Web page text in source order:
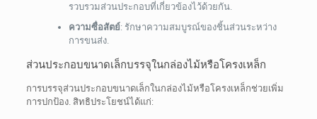
รวบรวมส่วนประกอบที่เกี่ยวข้องไว้ด้วยกัน.
ความซื่อสัตย์: รักษาความสมบูรณ์ของชิ้นส่วนระหว่าง
การขนส่ง.
ส่วนประกอบขนาดเล็กบรรจุในกล่องไม้หรือโครงเหล็ก
การบรรจุส่วนประกอบขนาดเล็กในกล่องไม้หรือโครงเหล็กช่วยเพิ่ม
การปกป้อง. สิทธิประโยชน์ได้แก่: